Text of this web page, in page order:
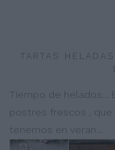
TARTAS
Tiempo de helados...
postres frescos , que
tenemos en veran...